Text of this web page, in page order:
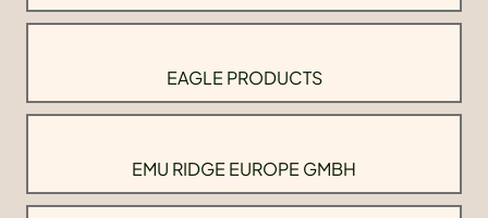
EAGLE PRODUCTS
EMU RIDGE EUROPE GMBH